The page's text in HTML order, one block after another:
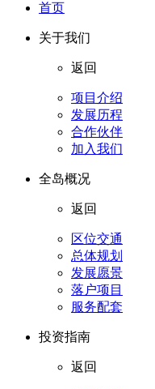
首页
关于我们
返回
项目介绍
发展历程
合作伙伴
加入我们
全岛概况
返回
区位交通
总体规划
发展愿景
落户项目
服务配套
投资指南
返回